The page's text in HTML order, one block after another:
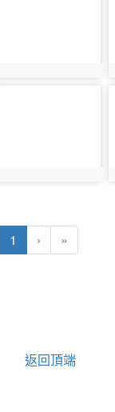
1 (current)
› »
返回頂端